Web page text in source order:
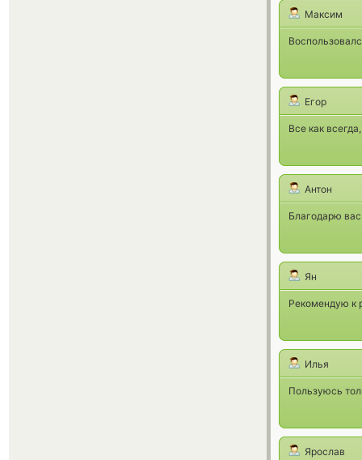
Максим
Егор
Все как
Антон
Благодарю
Ян
Рекомендую к
Илья
Пользуюсь
Ярослав